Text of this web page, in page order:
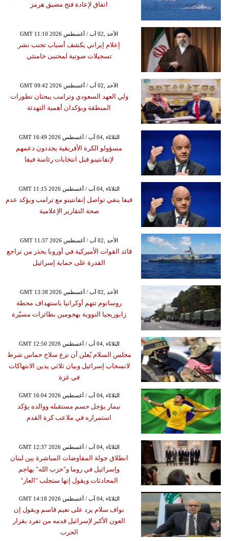
اتفاق لإعادة فتح مضيق هرمز
GMT 11:10 2026 الأحد ,02 آب / أغسطس
إعلام إيراني يكشف أسباب تجنب نشر
تسجيلات صوتية لمجتبى خامنئي
GMT 09:42 2026 الأحد ,02 آب / أغسطس
ولي العهد السعودي وترامب يبحثان تطورات
المنطقة ويؤكدان أهمية التهدئة
GMT 16:49 2026 الثلاثاء ,04 آب / أغسطس
مسؤولو الكرة الأفريقية يجددون دعمهم
لإنفانتينو قبل انتخابات رئاسة فيفا
GMT 11:15 2026 الثلاثاء ,04 آب / أغسطس
فيفا ينفي تواصل إنفانتينو مع ترامب ويؤكد عدم
صحة التقارير الإعلامية
GMT 11:37 2026 الأحد ,02 آب / أغسطس
قائد القوات الأميركية في أوروبا يحذر من تراجع
القدرة على حماية إسرائيل
GMT 13:38 2026 الأحد ,02 آب / أغسطس
روساتوم تتهم أوكرانيا باستهداف محطة
زابوريجيا النووية بهجومين بطائرات مسيّرة
GMT 12:50 2026 الثلاثاء ,04 آب / أغسطس
مجلس السلام يُعلن أن نزع سلاح حماس شرط
لانسحاب إسرائيل وبيان ثلاثي يدين الانتهاكات
في غزة
GMT 16:04 2026 الثلاثاء ,04 آب / أغسطس
نيمار يؤجل حسم مستقبله ووالده يؤكد
استمراره في ملاعب كرة القدم
GMT 12:37 2026 الثلاثاء ,04 آب / أغسطس
انطلاق جولة المفاوضات المباشرة بين لبنان
وإسرائيل في روما و"حزب الله" يهاجم
المحادثات ويقول إنها ستجلب "العار"
GMT 14:18 2026 الثلاثاء ,04 آب / أغسطس
نواف سلام يرد على نعيم قاسم ويقول إن
العون الأكبر لإسرائيل قدمه من تفرد بقرار
الحرب